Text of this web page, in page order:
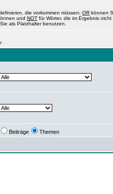
die vorkommen müssen; OR können
und NOT für Wörter, die im Ergebnis nicht
als Platzhalter benutzen.
Beiträge Themen